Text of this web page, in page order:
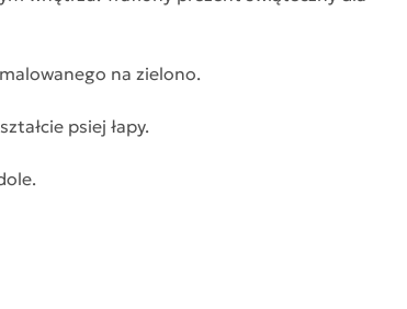
na zielono.
psiej łapy.